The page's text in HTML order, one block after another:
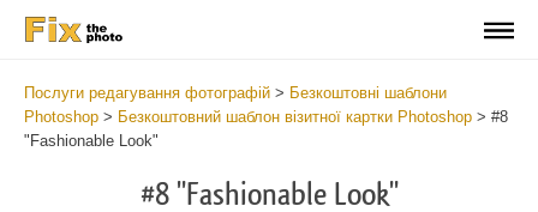
Послуги редагування фотографій > Безкоштовні шаблони
Photoshop > Безкоштовний шаблон візитної картки Photoshop > #8
"Fashionable Look"
#8 "Fashionable Look"